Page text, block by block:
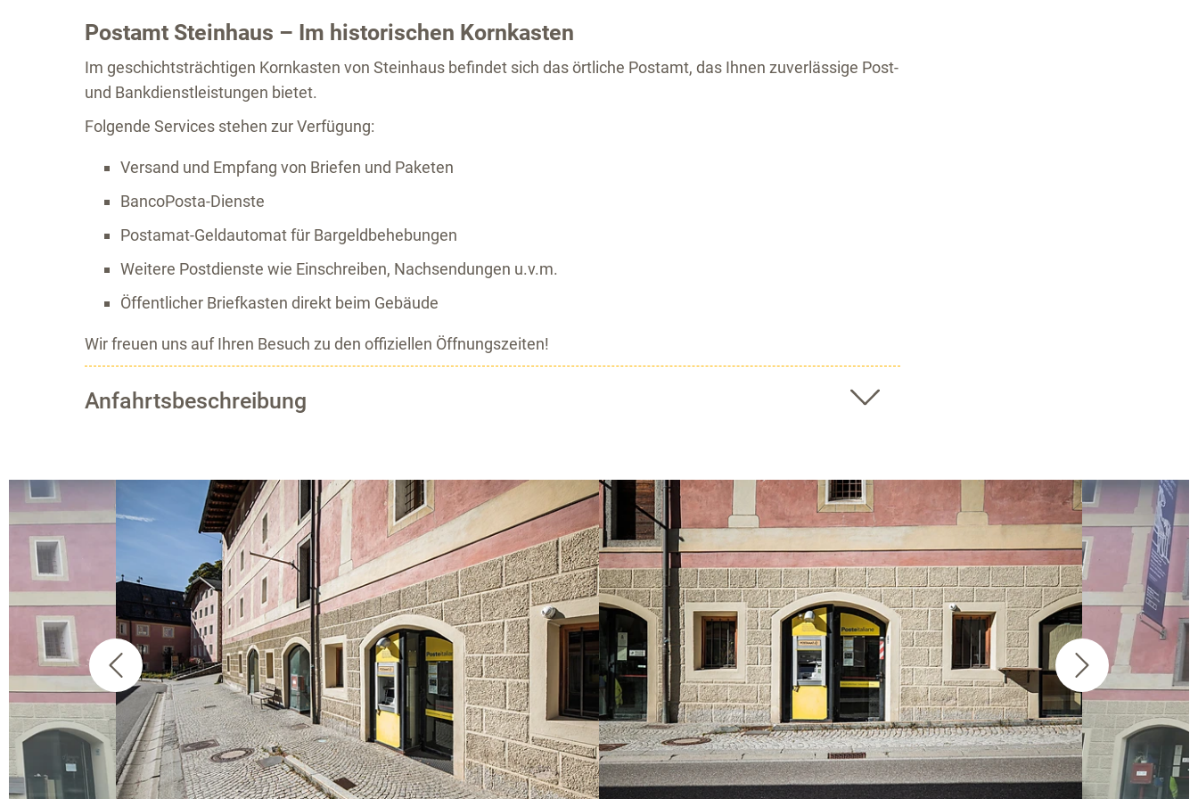
Postamt Steinhaus – Im historischen Kornkasten
Im geschichtsträchtigen Kornkasten von Steinhaus befindet sich das örtliche Postamt, das Ihnen zuverlässige Post-
und Bankdienstleistungen bietet.
Folgende Services stehen zur Verfügung:
Versand und Empfang von Briefen und Paketen
BancoPosta-Dienste
Postamat-Geldautomat für Bargeldbehebungen
Weitere Postdienste wie Einschreiben, Nachsendungen u.v.m.
Öffentlicher Briefkasten direkt beim Gebäude
Wir freuen uns auf Ihren Besuch zu den offiziellen Öffnungszeiten!
Anfahrtsbeschreibung